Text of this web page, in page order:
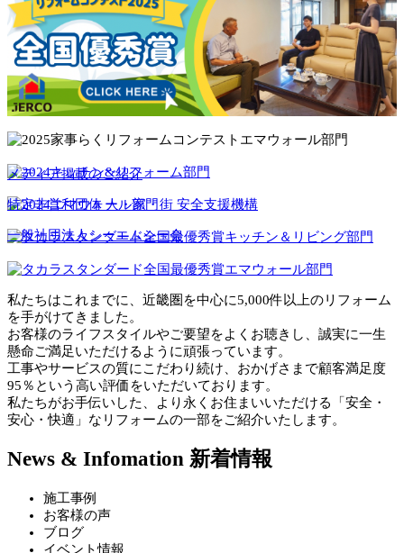
メディア掲載のご紹介
特定非営利団体 人・家・街 安全支援機構
一般社団法人シーエムシー会
私たちはこれまでに、近畿圏を中心に5,000件以上のリフォーム
を手がけてきました。
お客様のライフスタイルやご要望をよくお聴きし、誠実に一生
懸命ご満足いただけるように頑張っています。
工事やサービスの質にこだわり続け、おかげさまで顧客満足度
95％という高い評価をいただいております。
私たちがお手伝いした、より永くお住まいいただける「安全・
安心・快適」なリフォームの一部をご紹介いたします。
News & Infomation 新着情報
施工事例
お客様の声
ブログ
イベント情報